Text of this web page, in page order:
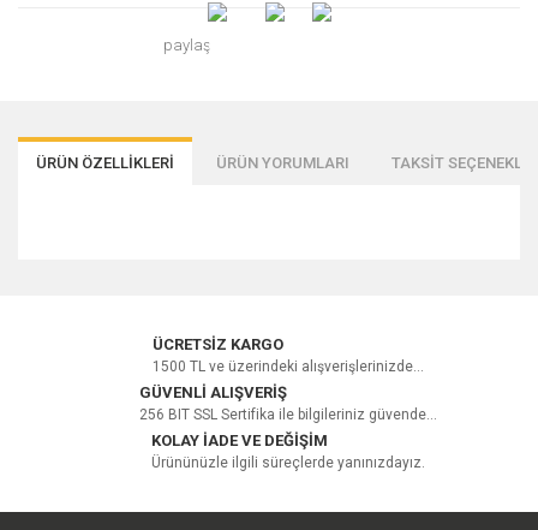
paylaş
ÜRÜN ÖZELLİKLERİ ÜRÜN YORUMLARI TAKSİT
Bu ürüne ilk yorumu siz yapın!
Yorum Yaz
ÜCRETSİZ KARGO
1500 TL ve üzerindeki alışverişlerinizde...
GÜVENLİ ALIŞVERİŞ
256 BIT SSL Sertifika ile bilgileriniz güvende...
KOLAY İADE VE DEĞİŞİM
Ürününüzle ilgili süreçlerde yanınızdayız.